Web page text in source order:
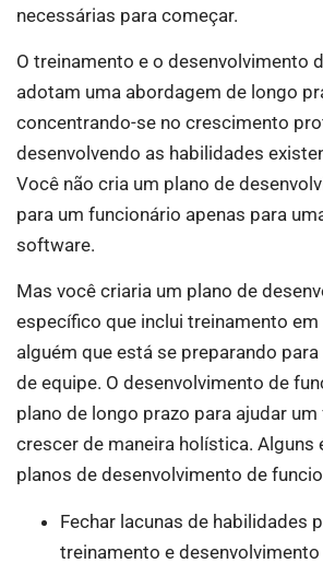
necessárias para começar.
O treinamento e o desenvolvimento
adotam uma abordagem de longo
concentrando-se no crescimento
desenvolvendo as habilidades
Você não cria um plano de
para um funcionário apenas para
software.
Mas você criaria um plano de
específico que inclui treinamento
alguém que está se preparando
de equipe. O desenvolvimento de
plano de longo prazo para ajudar
crescer de maneira holística. Alguns
planos de desenvolvimento de
Fechar lacunas de habilidades
treinamento e